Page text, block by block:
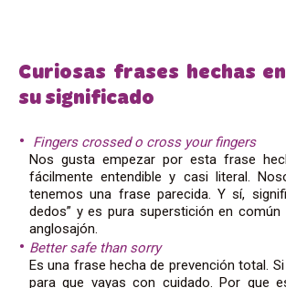
Curiosas frases hechas
su significado
Fingers crossed o cross your fingers
Nos gusta empezar por esta frase
fácilmente entendible y casi literal.
tenemos una frase parecida. Y sí,
dedos” y es pura superstición en
anglosajón.
Better safe than sorry
Es una frase hecha de prevención total.
para que vayas con cuidado. Por que